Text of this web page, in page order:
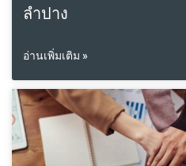
ลำปาง
อ่านเพิ่มเติม »